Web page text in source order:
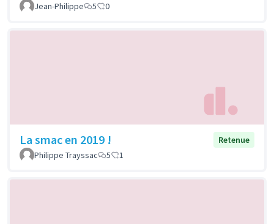
Jean-Philippe 5 0
La smac en 2019 !
Retenue
Philippe Trayssac
5 1